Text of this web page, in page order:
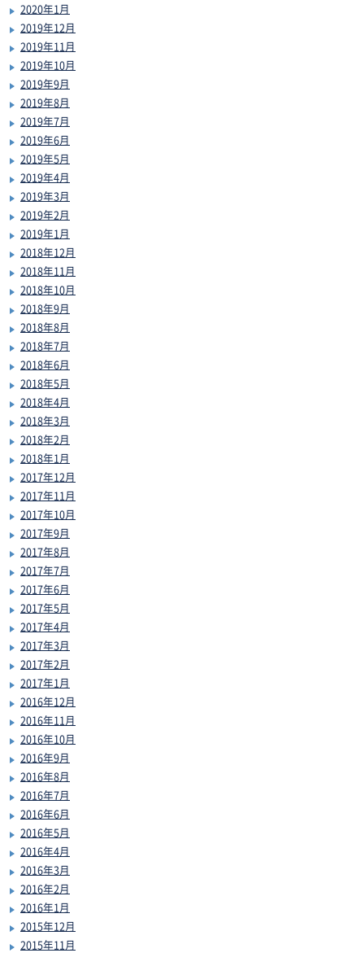
2020年1月
2019年12月
2019年11月
2019年10月
2019年9月
2019年8月
2019年7月
2019年6月
2019年5月
2019年4月
2019年3月
2019年2月
2019年1月
2018年12月
2018年11月
2018年10月
2018年9月
2018年8月
2018年7月
2018年6月
2018年5月
2018年4月
2018年3月
2018年2月
2018年1月
2017年12月
2017年11月
2017年10月
2017年9月
2017年8月
2017年7月
2017年6月
2017年5月
2017年4月
2017年3月
2017年2月
2017年1月
2016年12月
2016年11月
2016年10月
2016年9月
2016年8月
2016年7月
2016年6月
2016年5月
2016年4月
2016年3月
2016年2月
2016年1月
2015年12月
2015年11月